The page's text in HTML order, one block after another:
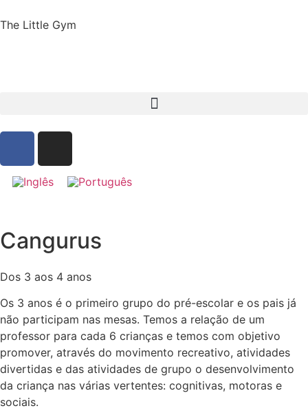
The Little Gym
Cangurus
Dos 3 aos 4 anos
Os 3 anos é o primeiro grupo do pré-escolar e os pais já
não participam nas mesas. Temos a relação de um
professor para cada 6 crianças e temos com objetivo
promover, através do movimento recreativo, atividades
divertidas e das atividades de grupo o desenvolvimento
da criança nas várias vertentes: cognitivas, motoras e
sociais.